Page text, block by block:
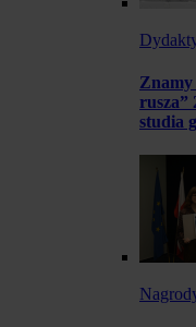
Znamy
rusza”
studia